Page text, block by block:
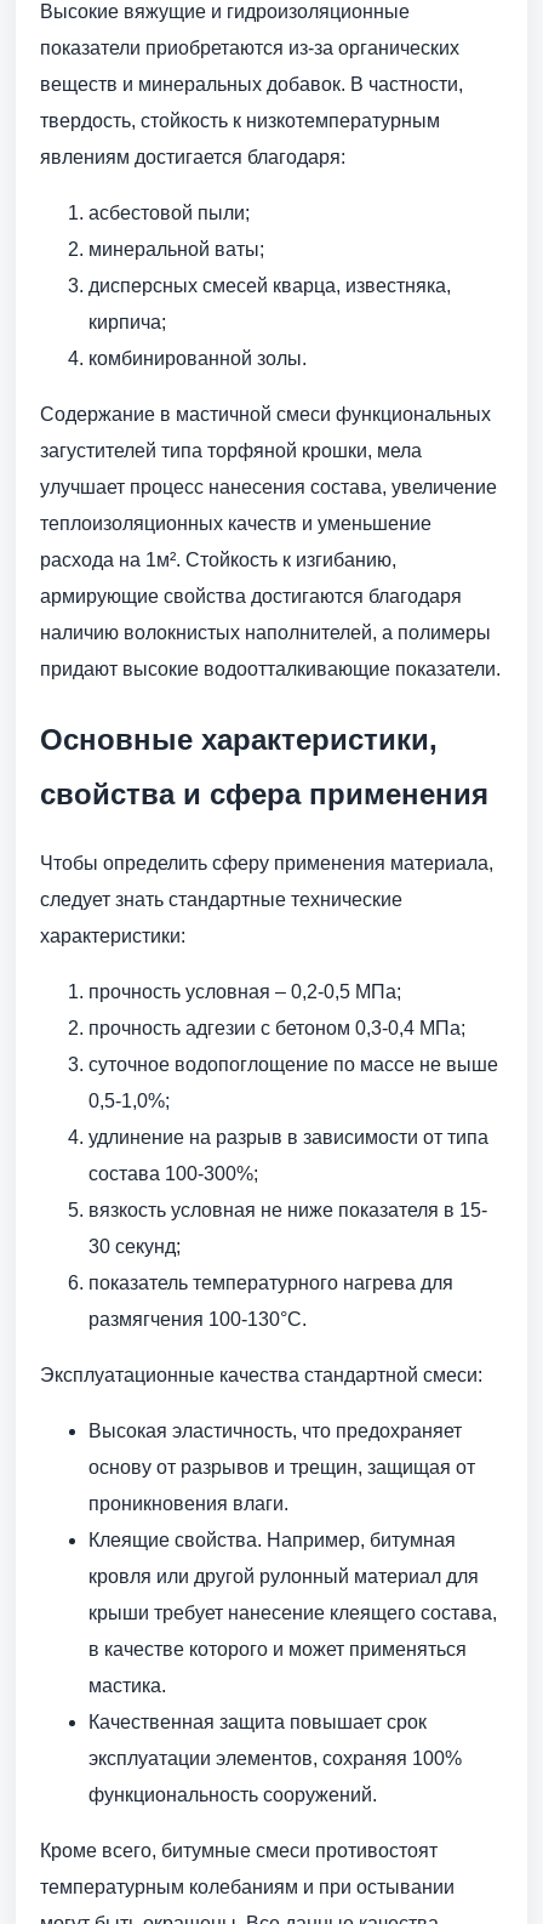
Высокие вяжущие и гидроизоляционные
показатели приобретаются из-за органических
веществ и минеральных добавок. В частности,
твердость, стойкость к низкотемпературным
явлениям достигается благодаря:
асбестовой пыли;
минеральной ваты;
дисперсных смесей кварца, известняка,
кирпича;
комбинированной золы.
Содержание в мастичной смеси функциональных
загустителей типа торфяной крошки, мела
улучшает процесс нанесения состава, увеличение
теплоизоляционных качеств и уменьшение
расхода на 1м². Стойкость к изгибанию,
армирующие свойства достигаются благодаря
наличию волокнистых наполнителей, а полимеры
придают высокие водоотталкивающие показатели.
Основные характеристики,
свойства и сфера применения
Чтобы определить сферу применения материала,
следует знать стандартные технические
характеристики:
прочность условная – 0,2-0,5 МПа;
прочность адгезии с бетоном 0,3-0,4 МПа;
суточное водопоглощение по массе не выше
0,5-1,0%;
удлинение на разрыв в зависимости от типа
состава 100-300%;
вязкость условная не ниже показателя в 15-
30 секунд;
показатель температурного нагрева для
размягчения 100-130°С.
Эксплуатационные качества стандартной смеси:
Высокая эластичность, что предохраняет
основу от разрывов и трещин, защищая от
проникновения влаги.
Клеящие свойства. Например, битумная
кровля или другой рулонный материал для
крыши требует нанесение клеящего состава,
в качестве которого и может применяться
мастика.
Качественная защита повышает срок
эксплуатации элементов, сохраняя 100%
функциональность сооружений.
Кроме всего, битумные смеси противостоят
температурным колебаниям и при остывании